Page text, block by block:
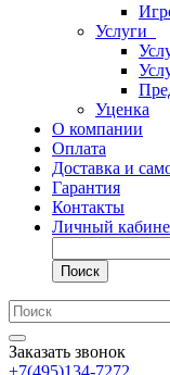
Услуги
Уценка
О компании
Оплата
Доставка и
Гарантия
Контакты
Личный
Поиск
Заказать звонок
+7(495)134-7272